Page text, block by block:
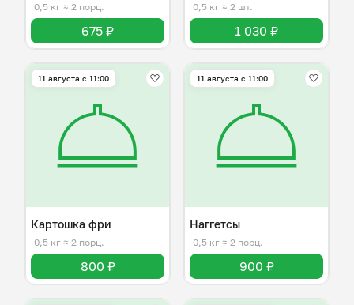
0,5 кг ≈ 2 порц.
675 ₽
0,5 кг ≈ 2 шт.
1 030 ₽
11 августа с 11:00
Картошка фри
0,5 кг ≈ 2 порц.
800 ₽
11 августа с 11:00
Наггетсы
0,5 кг ≈ 2 порц.
900 ₽